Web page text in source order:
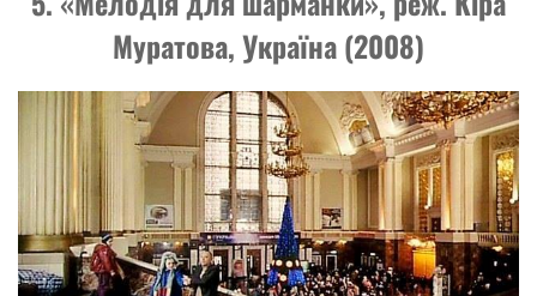
Муратова, Україна (2008)